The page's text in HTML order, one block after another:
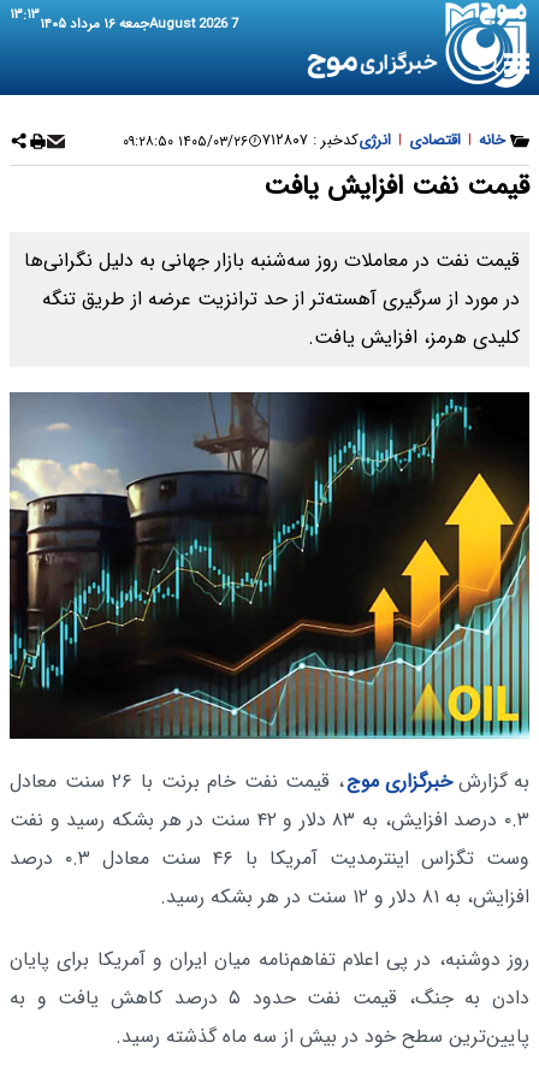
7 August 2026 جمعه ۱۶ مرداد ۱۴۰۵ ۱۳:۱۳
خانه | اقتصادی | انرژیکدخبر : ۷۱۲۸۰۷ ۱۴۰۵/۰۳/۲۶ ۰۹:۲۸:۵۰
قیمت نفت افزایش یافت
قیمت نفت در معاملات روز سه‌شنبه بازار جهانی به دلیل نگرانی‌ها
در مورد از سرگیری آهسته‌تر از حد ترانزیت عرضه از طریق تنگه
کلیدی هرمز، افزایش یافت.
به گزارشخبرگزاری موج
، قیمت نفت خام برنت با ۲۶ سنت معادل
۰.۳ درصد افزایش، به ۸۳ دلار و ۴۲ سنت در هر بشکه رسید و نفت
وست تگزاس اینترمدیت آمریکا با ۴۶ سنت معادل ۰.۳ درصد
افزایش، به ۸۱ دلار و ۱۲ سنت در هر بشکه رسید.
روز دوشنبه، در پی اعلام تفاهم‌نامه میان ایران و آمریکا برای پایان
دادن به جنگ، قیمت نفت حدود ۵ درصد کاهش یافت و به
پایین‌ترین سطح خود در بیش از سه ماه گذشته رسید.